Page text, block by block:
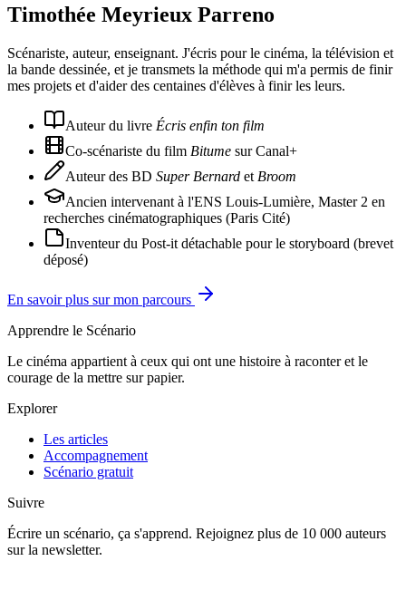
Timothée Meyrieux Parreno
Scénariste, auteur, enseignant. J'écris pour le cinéma, la télévision et
la bande dessinée, et je transmets la méthode qui m'a permis de finir
mes projets et d'aider des centaines d'élèves à finir les leurs.
Auteur du livre Écris enfin ton film
Co-scénariste du film Bitume sur Canal+
Auteur des BD Super Bernard et Broom
Ancien intervenant à l'ENS Louis-Lumière, Master 2 en
recherches cinématographiques (Paris Cité)
Inventeur du Post-it détachable pour le storyboard (brevet
déposé)
En savoir plus sur mon parcours
Apprendre le Scénario
Le cinéma appartient à ceux qui ont une histoire à raconter et le
courage de la mettre sur papier.
Explorer
Les articles
Accompagnement
Scénario gratuit
Suivre
Écrire un scénario, ça s'apprend. Rejoignez plus de 10 000 auteurs
sur la newsletter.